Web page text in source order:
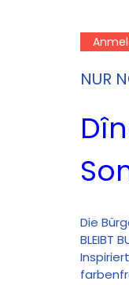
NUR
Die
BLEIBT